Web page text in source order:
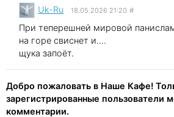
Uk-Ru 18.05.2026 21:20 #
При теперешней мировой
на горе свиснет и....
щука запоёт.
Добро пожаловать в Наше Кафе!
зарегистрированные пользователи
комментарии.